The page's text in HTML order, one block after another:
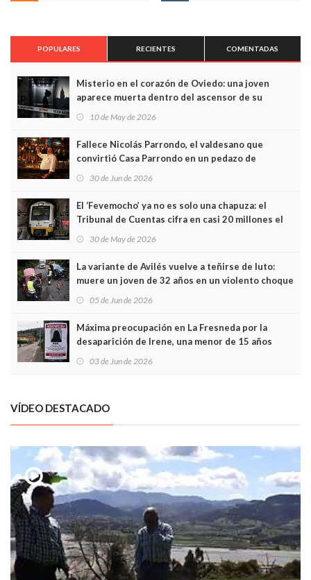
POPULARES RECIENTES COMENTADAS
Misterio en el corazón de Oviedo: una joven
aparece muerta dentro del ascensor de su
edificio y las cámaras captan sus últimos minutos
10 de May de 2026
Fallece Nicolás Parrondo, el valdesano que
convirtió Casa Parrondo en un pedazo de
Asturias en Madrid
30 de Jun de 2026
El ‘Fevemocho’ ya no es solo una chapuza: el
Tribunal de Cuentas cifra en casi 20 millones el
sobrecoste de los trenes que no cabían por los
30 de May de 2026
La variante de Avilés vuelve a teñirse de luto:
muere un joven de 32 años en un violento choque
frontal
05 de Jun de 2026
Máxima preocupación en La Fresneda por la
desaparición de Irene, una menor de 15 años
03 de Jun de 2026
VÍDEO DESTACADO